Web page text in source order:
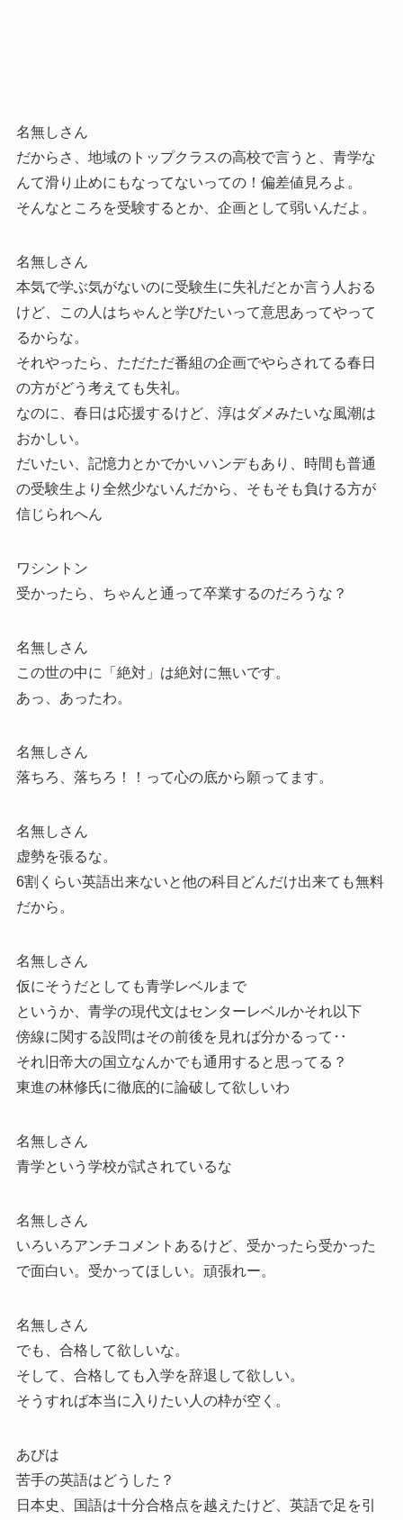
名無しさん
だからさ、地域のトップクラスの高校で言うと、青学な
んて滑り止めにもなってないっての！偏差値見ろよ。
そんなところを受験するとか、企画として弱いんだよ。
名無しさん
本気で学ぶ気がないのに受験生に失礼だとか言う人おる
けど、この人はちゃんと学びたいって意思あってやって
るからな。
それやったら、ただただ番組の企画でやらされてる春日
の方がどう考えても失礼。
なのに、春日は応援するけど、淳はダメみたいな風潮は
おかしい。
だいたい、記憶力とかでかいハンデもあり、時間も普通
の受験生より全然少ないんだから、そもそも負ける方が
信じられへん
ワシントン
受かったら、ちゃんと通って卒業するのだろうな？
名無しさん
この世の中に「絶対」は絶対に無いです。
あっ、あったわ。
名無しさん
落ちろ、落ちろ！！って心の底から願ってます。
名無しさん
虚勢を張るな。
6割くらい英語出来ないと他の科目どんだけ出来ても無料
だから。
名無しさん
仮にそうだとしても青学レベルまで
というか、青学の現代文はセンターレベルかそれ以下
傍線に関する設問はその前後を見れば分かるって‥
それ旧帝大の国立なんかでも通用すると思ってる？
東進の林修氏に徹底的に論破して欲しいわ
名無しさん
青学という学校が試されているな
名無しさん
いろいろアンチコメントあるけど、受かったら受かった
で面白い。受かってほしい。頑張れー。
名無しさん
でも、合格して欲しいな。
そして、合格しても入学を辞退して欲しい。
そうすれば本当に入りたい人の枠が空く。
あびは
苦手の英語はどうした？
日本史、国語は十分合格点を越えたけど、英語で足を引